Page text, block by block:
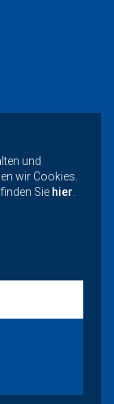
und
wir Cookies.
Sie hier